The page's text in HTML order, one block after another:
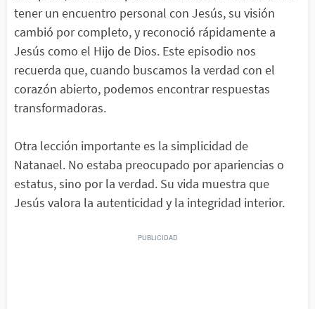
tener un encuentro personal con Jesús, su visión
cambió por completo, y reconoció rápidamente a
Jesús como el Hijo de Dios. Este episodio nos
recuerda que, cuando buscamos la verdad con el
corazón abierto, podemos encontrar respuestas
transformadoras.
Otra lección importante es la simplicidad de
Natanael. No estaba preocupado por apariencias o
estatus, sino por la verdad. Su vida muestra que
Jesús valora la autenticidad y la integridad interior.